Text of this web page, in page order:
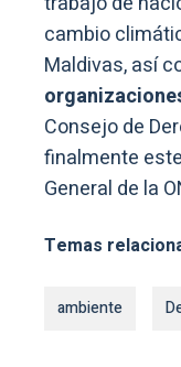
cambio
Maldivas, así
Consejo de
finalmente
General de la
Temas
ambiente